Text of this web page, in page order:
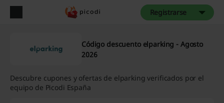
Registrarse
Código descuento elparking - Agosto
2026
Descubre cupones y ofertas de elparking verificados por el
equipo de Picodi España